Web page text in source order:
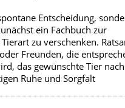
Entscheidung,
ein Fachbuch zur
zu verschenken.
Freunden, die
das gewünschte Tier
Ruhe und Sorgfalt